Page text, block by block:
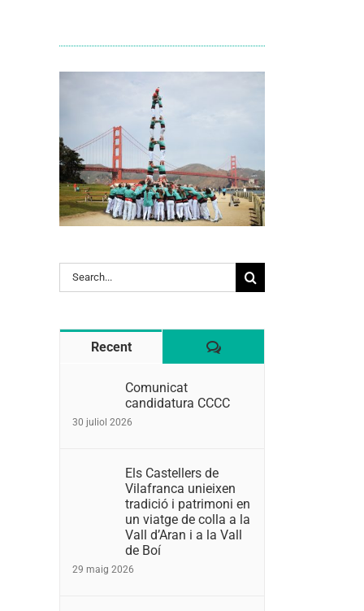
Search
for:
Recent Comentaris
Comunicat
candidatura CCCC
30 juliol 2026
Els Castellers de
Vilafranca unieixen
tradició i patrimoni en
un viatge de colla a la
Vall d’Aran i a la Vall
de Boí
29 maig 2026